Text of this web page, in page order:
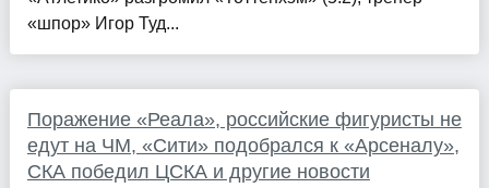
«шпор» Игор Туд...
Поражение «Реала», российские фигуристы не
едут на ЧМ, «Сити» подобрался к «Арсеналу»,
СКА победил ЦСКА и другие новости